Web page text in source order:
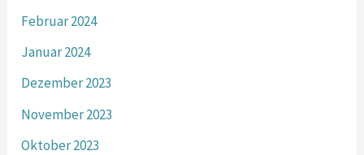
Februar 2024
Januar 2024
Dezember 2023
November 2023
Oktober 2023